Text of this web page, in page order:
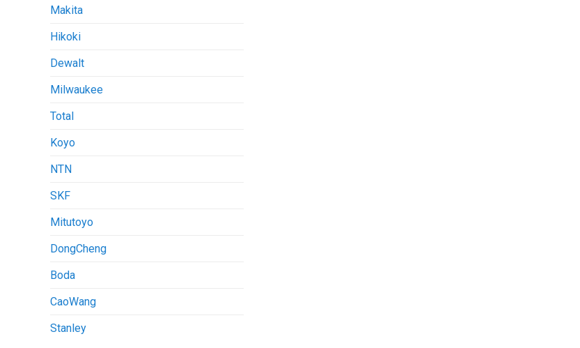
Makita
Hikoki
Dewalt
Milwaukee
Total
Koyo
NTN
SKF
Mitutoyo
DongCheng
Boda
CaoWang
Stanley